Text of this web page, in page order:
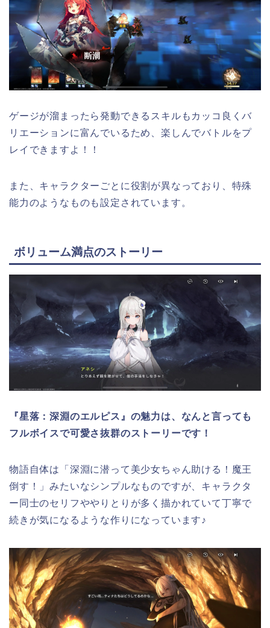
ゲージが溜まったら発動できるスキルもカッコ良くバ
リエーションに富んでいるため、楽しんでバトルをプ
レイできますよ！！
また、キャラクターごとに役割が異なっており、特殊
能力のようなものも設定されています。
ボリューム満点のストーリー
『星落：深淵のエルピス』の魅力は、なんと言っても
フルボイスで可愛さ抜群のストーリーです！
物語自体は
「深淵に潜って美少女ちゃん助ける！魔王
倒す！
」みたいなシンプルなものですが、キャラクタ
ー同士のセリフややりとりが多く描かれていて丁寧で
続きが気になるような作りになっています♪